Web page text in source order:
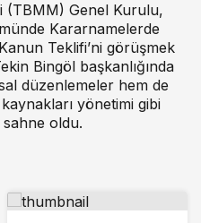
(TBMM) Genel Kurulu,
Kararnamelerde
Teklifi’ni görüşmek
Bingöl başkanlığında
düzenlemeler hem de
yönetimi gibi
oldu.